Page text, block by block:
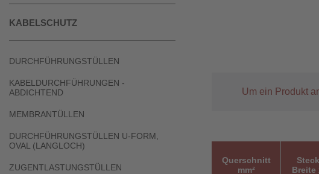
KABELSCHUTZ
DURCHFÜHRUNGSTÜLLEN
KABELDURCHFÜHRUNGEN -
ABDICHTEND
MEMBRANTÜLLEN
DURCHFÜHRUNGSTÜLLEN U-FORM,
OVAL (LANGLOCH)
ZUGENTLASTUNGSTÜLLEN
Um ein Produkt
Querschnitt
mm²
Breite